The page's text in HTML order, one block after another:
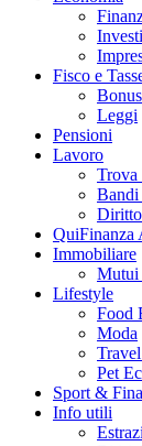
Fisco e
Leggi
Pensioni
Lavoro
Bandi
QuiFinanza
Immobiliare
Mutui
Lifestyle
Food
Moda
Pet
Sport &
Info utili